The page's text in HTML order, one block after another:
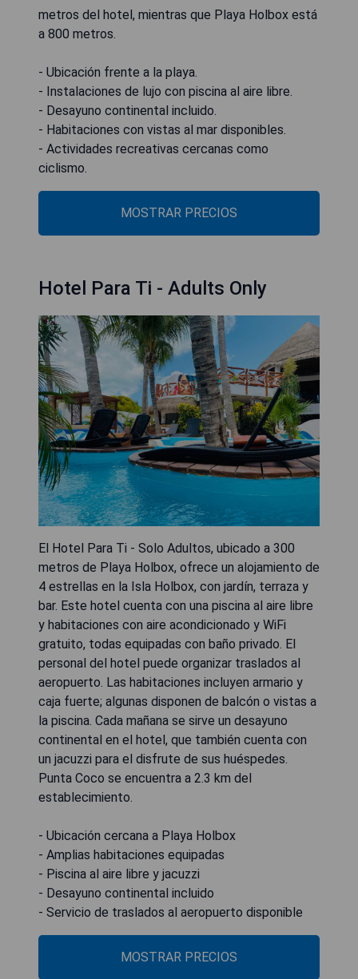
metros del hotel, mientras que Playa Holbox está
a 800 metros.
- Ubicación frente a la playa.
- Instalaciones de lujo con piscina al aire libre.
- Desayuno continental incluido.
- Habitaciones con vistas al mar disponibles.
- Actividades recreativas cercanas como
ciclismo.
MOSTRAR PRECIOS
Hotel Para Ti - Adults Only
El Hotel Para Ti - Solo Adultos, ubicado a 300
metros de Playa Holbox, ofrece un alojamiento de
4 estrellas en la Isla Holbox, con jardín, terraza y
bar. Este hotel cuenta con una piscina al aire libre
y habitaciones con aire acondicionado y WiFi
gratuito, todas equipadas con baño privado. El
personal del hotel puede organizar traslados al
aeropuerto. Las habitaciones incluyen armario y
caja fuerte; algunas disponen de balcón o vistas a
la piscina. Cada mañana se sirve un desayuno
continental en el hotel, que también cuenta con
un jacuzzi para el disfrute de sus huéspedes.
Punta Coco se encuentra a 2.3 km del
establecimiento.
- Ubicación cercana a Playa Holbox
- Amplias habitaciones equipadas
- Piscina al aire libre y jacuzzi
- Desayuno continental incluido
- Servicio de traslados al aeropuerto disponible
MOSTRAR PRECIOS